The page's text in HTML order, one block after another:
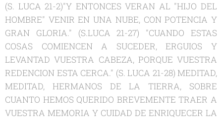
(S. LUCA 21-2)"Y ENTONCES VERAN AL "HIJO DEL
HOMBRE" VENIR EN UNA NUBE, CON POTENCIA Y
GRAN GLORIA." (S.LUCA 21-27) "CUANDO ESTAS
COSAS COMIENCEN A SUCEDER, ERGUIOS Y
LEVANTAD VUESTRA CABEZA, PORQUE VUESTRA
REDENCION ESTA CERCA." (S. LUCA 21-28) MEDITAD,
MEDITAD, HERMANOS DE LA TIERRA, SOBRE
CUANTO HEMOS QUERIDO BREVEMENTE TRAER A
VUESTRA MEMORIA Y CUIDAD DE ENRIQUECER LA